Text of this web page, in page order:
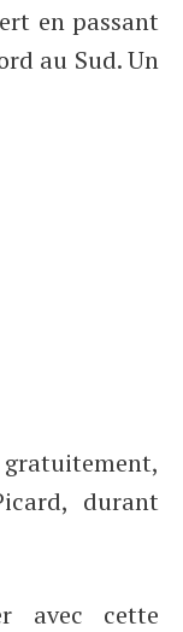
en passant
au Sud. Un
durant
avec cette